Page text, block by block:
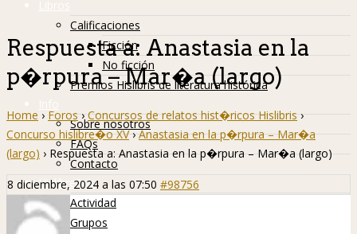
Libros
Calificaciones
Ficción
No ficción
Premios Hislibris de literatura histórica
Info
Sobre nosotros
FAQs
Contacto
Hislibreños
Actividad
Grupos
Respuesta a: Anastasia en la
p�rpura – Mar�a (largo)
Home › Foros › Concursos de relatos hist�ricos Hislibris ›
Concurso hislibre�o XV › Anastasia en la p�rpura – Mar�a
(largo) › Respuesta a: Anastasia en la p�rpura – Mar�a (largo)
8 diciembre, 2024 a las 07:50 #98756